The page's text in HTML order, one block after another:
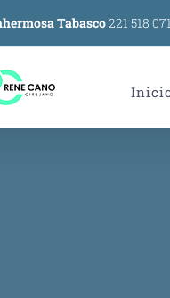
Tabasco221 518